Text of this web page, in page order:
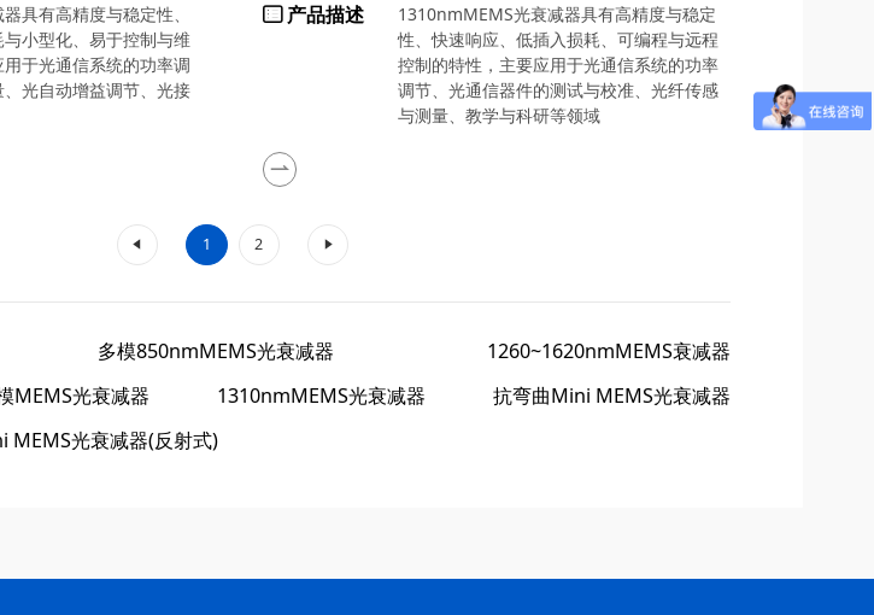
具有高精度与稳定性、
小型化、易于控制与维
于光通信系统的功率调
光自动增益调节、光接
≥30dB
产品描述
1310nmMEMS光衰减器具有高精度与稳定
性、快速响应、低插入损耗、可编程与远程
控制的特性，主要应用于光通信系统的功率
调节、光通信器件的测试与校准、光纤传感
与测量、教学与科研等领域
1 2
多模850nmMEMS光衰减器
1260~1620nmMEMS衰减器
MEMS光衰减器 1310nmMEMS光衰减器
抗弯曲Mini MEMS光衰减器
MEMS光衰减器(反射式)